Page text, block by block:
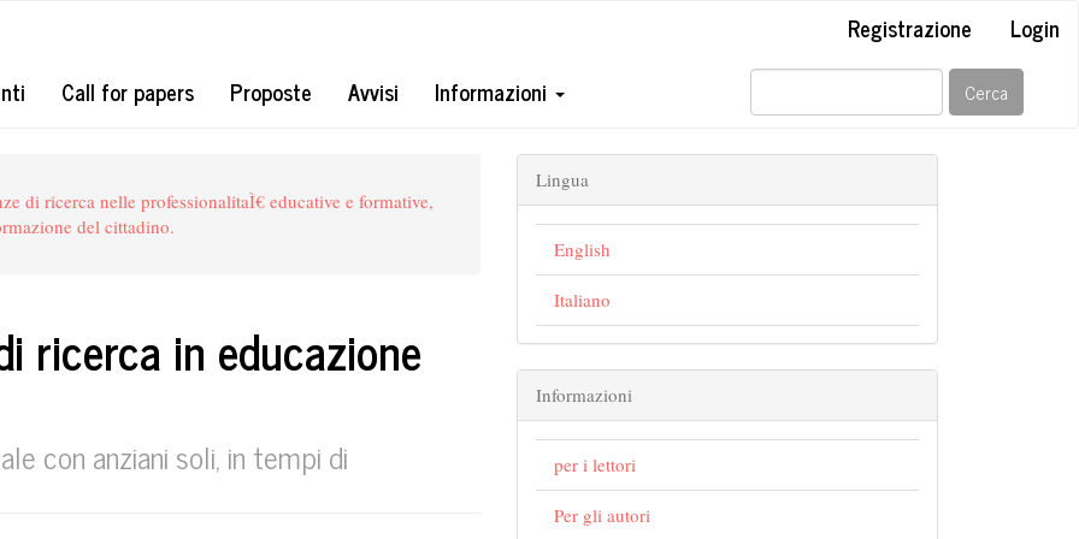
Registrazione
Login
Call for papers Proposte Avvisi Informazioni Cerca
di ricerca nelle professionalitaÌ€ educative e formative,
del cittadino.
ricerca in educazione
con anziani soli, in tempi di
Lingua
English
Italiano
Informazioni
per i lettori
Per gli autori